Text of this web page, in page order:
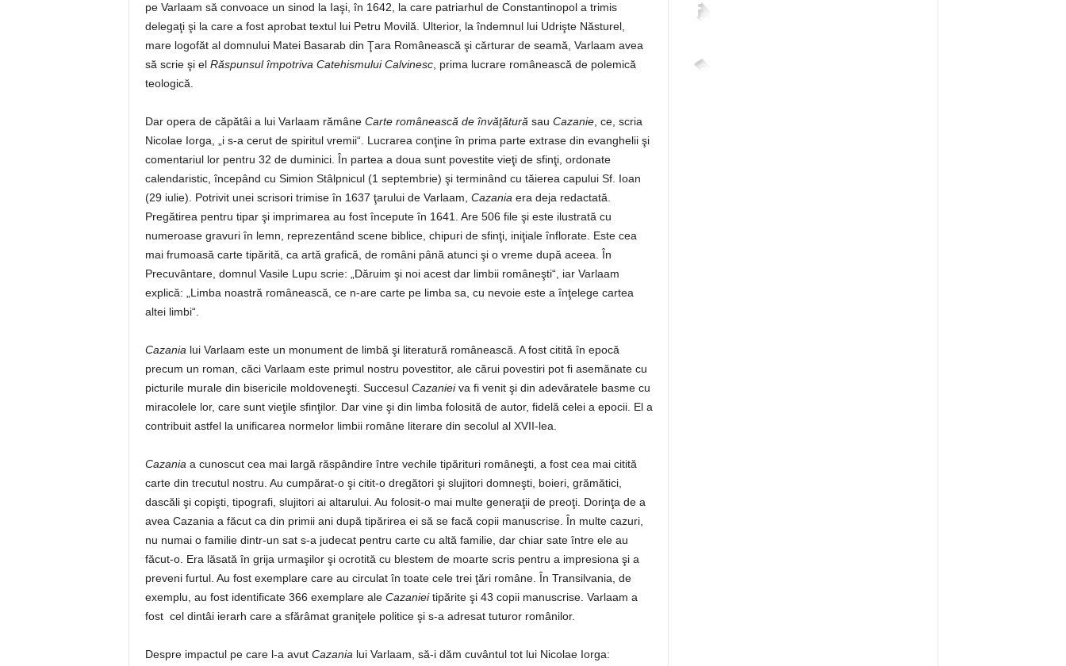
pe Varlaam să convoace un sinod la Iaşi, în 1642, la care patriarhul de Constantinopol a trimis
delegaţi şi la care a fost aprobat textul lui Petru Movilă. Ulterior, la îndemnul lui Udrişte Năsturel,
mare logofăt al domnului Matei Basarab din Ţara Românească şi cărturar de seamă, Varlaam avea
să scrie şi el Răspunsul împotriva Catehismului Calvinesc, prima lucrare românească de polemică
teologică.
Dar opera de căpătâi a lui Varlaam rămâne Carte românească de învăţăturăsau Cazanie, ce, scria
Nicolae Iorga, „i s-a cerut de spiritul vremii“. Lucrarea conţine în prima parte extrase din evanghelii şi
comentariul lor pentru 32 de duminici. În partea a doua sunt povestite vieţi de sfinţi, ordonate
calendaristic, începând cu Simion Stâlpnicul (1 septembrie) şi terminând cu tăierea capului Sf. Ioan
(29 iulie). Potrivit unei scrisori trimise în 1637 ţarului de Varlaam, Cazaniaera deja redactată.
Pregătirea pentru tipar şi imprimarea au fost începute în 1641. Are 506 file şi este ilustrată cu
numeroase gravuri în lemn, reprezentând scene biblice, chipuri de sfinţi, iniţiale înflorate. Este cea
mai frumoasă carte tipărită, ca artă grafică, de români până atunci şi o vreme după aceea. În
Precuvântare, domnul Vasile Lupu scrie: „Dăruim şi noi acest dar limbii româneşti“, iar Varlaam
explică: „Limba noastră românească, ce n-are carte pe limba sa, cu nevoie este a înţelege cartea
altei limbi“.
Cazanialui Varlaam este un monument de limbă şi literatură românească. A fost citită în epocă
precum un roman, căci Varlaam este primul nostru povestitor, ale cărui povestiri pot fi asemănate cu
picturile murale din bisericile moldoveneşti. Succesul Cazanieiva fi venit şi din adevăratele basme cu
miracolele lor, care sunt vieţile sfinţilor. Dar vine şi din limba folosită de autor, fidelă celei a epocii. El a
contribuit astfel la unificarea normelor limbii române literare din secolul al XVII-lea.
Cazaniaa cunoscut cea mai largă răspândire între vechile tipărituri româneşti, a fost cea mai citită
carte din trecutul nostru. Au cumpărat-o şi citit-o dregători şi slujitori domneşti, boieri, grămătici,
dascăli şi copişti, tipografi, slujitori ai altarului. Au folosit-o mai multe generaţii de preoţi. Dorinţa de a
avea Cazania a făcut ca din primii ani după tipărirea ei să se facă copii manuscrise. În multe cazuri,
nu numai o familie dintr-un sat s-a judecat pentru carte cu altă familie, dar chiar sate între ele au
făcut-o. Era lăsată în grija urmaşilor şi ocrotită cu blestem de moarte scris pentru a impresiona şi a
preveni furtul. Au fost exemplare care au circulat în toate cele trei ţări române. În Transilvania, de
exemplu, au fost identificate 366 exemplare ale Cazanieitipărite şi 43 copii manuscrise. Varlaam a
fost cel dintâi ierarh care a sfărâmat graniţele politice şi s-a adresat tuturor românilor.
Despre impactul pe care l-a avut Cazanialui Varlaam, să-i dăm cuvântul tot lui Nicolae Iorga:
2,265
4,400